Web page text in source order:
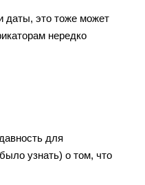
даты, это тоже может
нередко
для
узнать) о том, что